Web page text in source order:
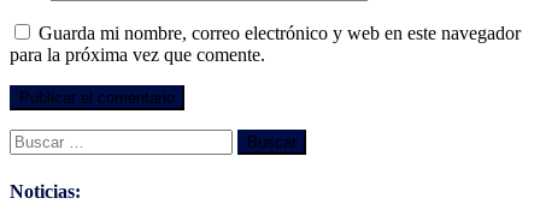
Guarda mi nombre, correo electrónico y web en este navegador
para la próxima vez que comente.
Buscar:
Noticias: